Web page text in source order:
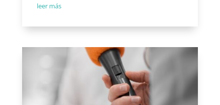
leer más